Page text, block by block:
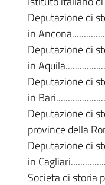
Deputazione di
in
Deputazione di
in
Deputazione di
in
Deputazione di
province della
Deputazione di
in
Societa di storia